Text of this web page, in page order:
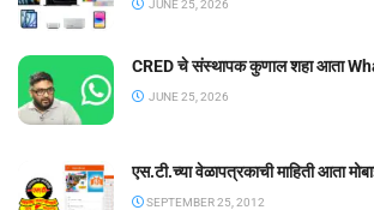
JUNE 25, 2026
CRED चे संस्थापक कुणाल शहा आता
JUNE 25, 2026
एस.टी.च्या वेळापत्रकाची माहिती आता
SEPTEMBER 25, 2012